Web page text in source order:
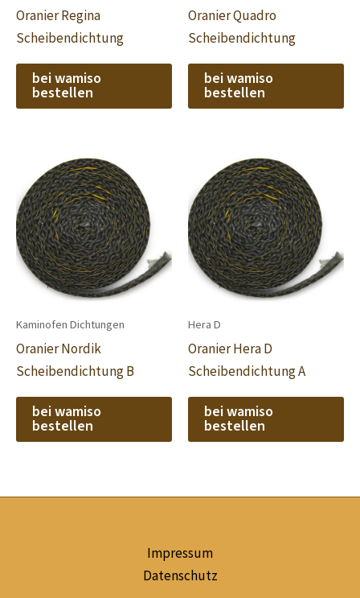
Oranier Regina
Scheibendichtung
bei wamiso
bestellen
Oranier Quadro
Scheibendichtung
bei wamiso
bestellen
Kaminofen Dichtungen
Oranier Nordik
Scheibendichtung B
bei wamiso
bestellen
Hera D
Oranier Hera D
Scheibendichtung A
bei wamiso
bestellen
Impressum
Datenschutz